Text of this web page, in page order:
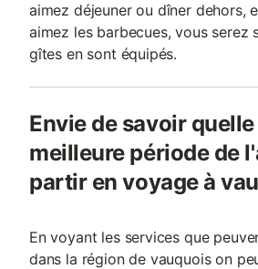
aimez déjeuner ou dîner dehors,
aimez les barbecues, vous serez
gîtes en sont équipés.
Envie de savoir
meilleure période de
partir en voyage à
En voyant les services que
dans la région de vauquois on